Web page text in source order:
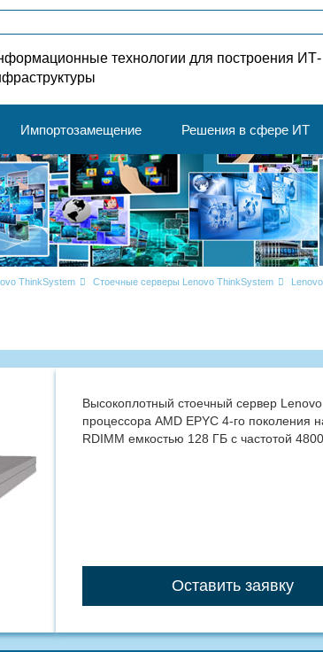
технологии для построения ИТ-
Импортозамещение Решения в сфере ИТ
ThinkSystem Стоечные серверы Lenovo ThinkSystem
Высокоплотный стоечный сервер
процессора AMD EPYC 4-го поколения
RDIMM емкостью 128 ГБ с частотой
Оставить заявку